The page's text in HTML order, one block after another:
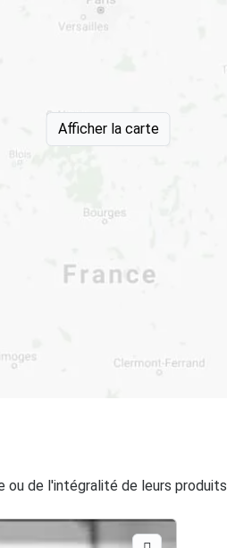
Afficher la carte
ou de l'intégralité de leurs produits